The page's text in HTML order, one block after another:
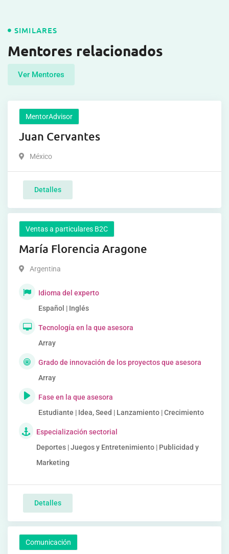
SIMILARES
Mentores relacionados
Ver Mentores
MentorAdvisor
Juan Cervantes
México
Detalles
Ventas a particulares B2C
María Florencia Aragone
Argentina
Idioma del experto
Español | Inglés
Tecnología en la que asesora
Array
Grado de innovación de los proyectos que asesora
Array
Fase en la que asesora
Estudiante | Idea, Seed | Lanzamiento | Crecimiento
Especialización sectorial
Deportes | Juegos y Entretenimiento | Publicidad y
Marketing
Detalles
Comunicación